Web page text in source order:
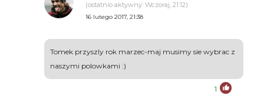
(ostatnio aktywny: Wczoraj, 21:12)
16 lutego 2017, 21:38
Tomek przyszly rok marzec-maj musimy sie wybrac z
naszymi polowkami :)
1